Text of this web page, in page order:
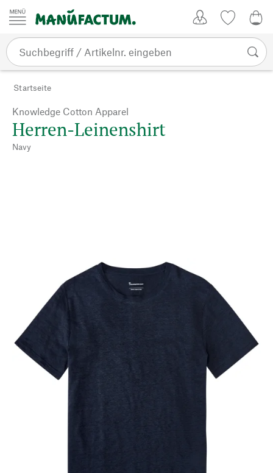
Zum Inhalt springen
Startseite
Knowledge Cotton Apparel
Herren-Leinenshirt
Navy